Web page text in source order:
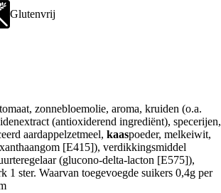
Glutenvrij
zonnebloemolie, aroma, kruiden (o.a.
(antioxiderend ingrediënt), specerijen,
aardappelzetmeel, kaaspoeder, melkeiwit,
[E415]), verdikkingsmiddel
(glucono-delta-lacton [E575]),
ster. Waarvan toegevoegde suikers 0,4g per